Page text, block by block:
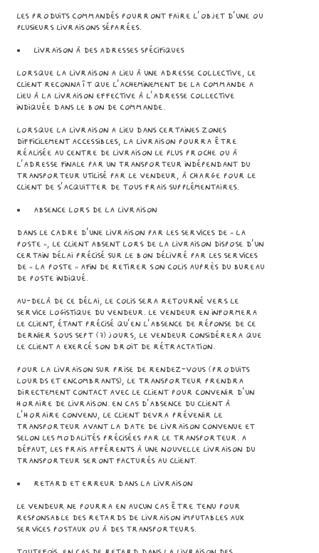
Les Produits commandés pourront faire l'objet d'une ou
plusieurs livraisons séparées.
● Livraison à des adresses spécifiques
Lorsque la livraison a lieu à une adresse collective, le
Client reconnaît que l’acheminement de la commande a
lieu à la livraison effective à l’adresse collective
indiquée dans le bon de commande.
Lorsque la livraison a lieu dans certaines zones
difficilement accessibles, la livraison pourra être
réalisée au centre de livraison le plus proche ou à
l’adresse finale par un transporteur indépendant du
transporteur utilisé par le Vendeur, à charge pour le
Client de s’acquitter de tous frais supplémentaires.
● Absence lors de la livraison
Dans le cadre d’une livraison par les services de « La
Poste », le Client absent lors de la livraison dispose d’un
certain délai précisé sur le bon délivré par les services
de « La Poste » afin de retirer son colis auprès du bureau
de poste indiqué.
Au-delà de ce délai, le colis sera retourné vers le
service logistique du Vendeur. Le Vendeur en informera
le Client, étant précisé qu’en l’absence de réponse de ce
dernier sous sept (7) jours, le Vendeur considérera que
le Client a exercé son droit de rétractation.
Pour la livraison sur prise de rendez-vous (produits
lourds et encombrants), le transporteur prendra
directement contact avec le Client pour convenir d’un
horaire de livraison. En cas d’absence du Client à
l’horaire convenu, le Client devra prévenir le
transporteur avant la date de livraison convenue et
selon les modalités précisées par le transporteur. A
défaut, les frais afférents à une nouvelle livraison du
transporteur seront facturés au Client.
● Retard et erreur dans la livraison
Le Vendeur ne pourra en aucun cas être tenu pour
responsable des retards de livraison imputables aux
services postaux ou à des transporteurs.